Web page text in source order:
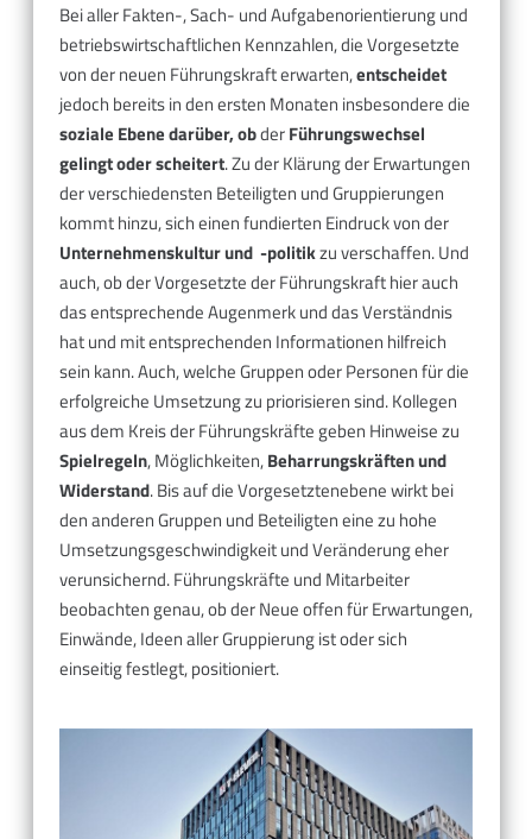
Bei aller Fakten-, Sach- und Aufgabenorientierung und
betriebswirtschaftlichen Kennzahlen, die Vorgesetzte
von der neuen Führungskraft erwarten,entscheidet
jedoch bereits in den ersten Monaten insbesondere die
soziale Ebene darüber, obderFührungswechsel
gelingt oder scheitert. Zu der Klärung der Erwartungen
der verschiedensten Beteiligten und Gruppierungen
kommt hinzu, sich einen fundierten Eindruck von der
Unternehmenskultur und -politikzu verschaffen. Und
auch, ob der Vorgesetzte der Führungskraft hier auch
das entsprechende Augenmerk und das Verständnis
hat und mit entsprechenden Informationen hilfreich
sein kann. Auch, welche Gruppen oder Personen für die
erfolgreiche Umsetzung zu priorisieren sind. Kollegen
aus dem Kreis der Führungskräfte geben Hinweise zu
Spielregeln, Möglichkeiten,Beharrungskräften und
Widerstand. Bis auf die Vorgesetztenebene wirkt bei
den anderen Gruppen und Beteiligten eine zu hohe
Umsetzungsgeschwindigkeit und Veränderung eher
verunsichernd. Führungskräfte und Mitarbeiter
beobachten genau, ob der Neue offen für Erwartungen,
Einwände, Ideen aller Gruppierung ist oder sich
einseitig festlegt, positioniert.